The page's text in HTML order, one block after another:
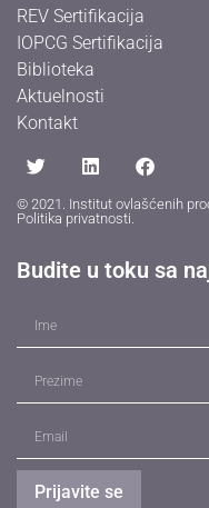
REV Sertifikacija
IOPCG Sertifikacija
Biblioteka
Aktuelnosti
Kontakt
© 2021. Institut ovlašćenih
Politika privatnosti
Budite u toku sa
Prijavite se